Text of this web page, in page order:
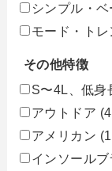
シンプル・ベ
モード・トレ
その他特徴
S〜4L、低身
アウトドア
アメリカン
インソールブ